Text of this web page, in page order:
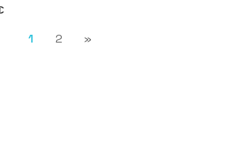
1 2 »